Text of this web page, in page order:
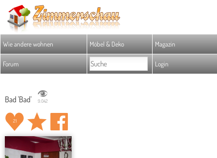
Wie andere wohnen Möbel & Deko Magazin
Forum Login
Bad 'Bad' 9.042
21